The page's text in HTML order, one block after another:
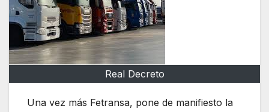
Real Decreto
Una vez más Fetransa, pone de manifiesto la